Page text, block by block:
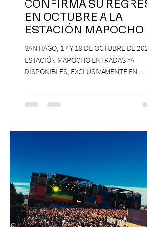
CONFIRMA SU REGRESO
EN OCTUBRE A LA
ESTACIÓN MAPOCHO
SANTIAGO, 17 Y 18 DE OCTUBRE DE 2026,
ESTACIÓN MAPOCHO ENTRADAS YA
DISPONIBLES, EXCLUSIVAMENTE EN
con una edición renovada que reunirá
yoga, bienestar y vida consciente, con la
Antonella Orsini, Yoga Woman y más
Centro Cultural Estación Mapocho, espacio
que albergará durante dos jornadas una
pro